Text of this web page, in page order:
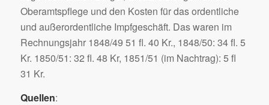
Oberamtspflege und den Kosten für das ordentliche
und außerordentliche Impfgeschäft. Das waren im
Rechnungsjahr 1848/49 51 fl. 40 Kr., 1848/50: 34 fl. 5
Kr. 1850/51: 32 fl. 48 Kr, 1851/51 (im Nachtrag): 5 fl
31 Kr.
Quellen: